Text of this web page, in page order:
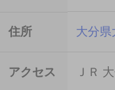
住所 大分県
アクセス ＪＲ